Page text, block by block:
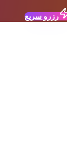
رزرو سریع